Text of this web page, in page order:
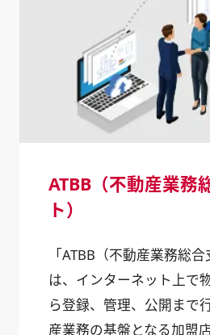
ATBB（不動産業務
ト）
「ATBB（不動産業務総合
は、インターネット上で
ら登録、管理、公開まで
産業務の基盤となる加盟